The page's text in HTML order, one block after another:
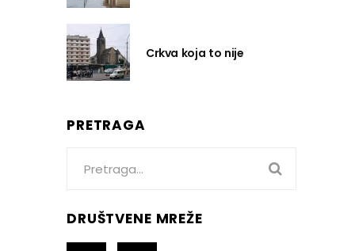
Crkva koja to nije
PRETRAGA
DRUŠTVENE MREŽE